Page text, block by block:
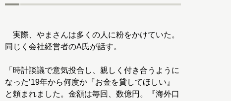
実際、やまさんは多くの人に粉をかけていた。
同じく会社経営者のA氏が話す。
「時計談議で意気投合し、親しく付き合うように
なった’19年から何度か『お金を貸してほしい』
と頼まれました。金額は毎回、数億円。『海外口